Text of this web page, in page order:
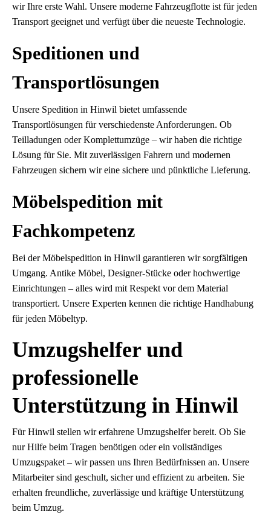
wir Ihre erste Wahl. Unsere moderne Fahrzeugflotte ist für jeden
Transport geeignet und verfügt über die neueste Technologie.
Speditionen und
Transportlösungen
Unsere Spedition in Hinwil bietet umfassende
Transportlösungen für verschiedenste Anforderungen. Ob
Teilladungen oder Komplettumzüge – wir haben die richtige
Lösung für Sie. Mit zuverlässigen Fahrern und modernen
Fahrzeugen sichern wir eine sichere und pünktliche Lieferung.
Möbelspedition mit
Fachkompetenz
Bei der Möbelspedition in Hinwil garantieren wir sorgfältigen
Umgang. Antike Möbel, Designer-Stücke oder hochwertige
Einrichtungen – alles wird mit Respekt vor dem Material
transportiert. Unsere Experten kennen die richtige Handhabung
für jeden Möbeltyp.
Umzugshelfer und
professionelle
Unterstützung in Hinwil
Für Hinwil stellen wir erfahrene Umzugshelfer bereit. Ob Sie
nur Hilfe beim Tragen benötigen oder ein vollständiges
Umzugspaket – wir passen uns Ihren Bedürfnissen an. Unsere
Mitarbeiter sind geschult, sicher und effizient zu arbeiten. Sie
erhalten freundliche, zuverlässige und kräftige Unterstützung
beim Umzug.